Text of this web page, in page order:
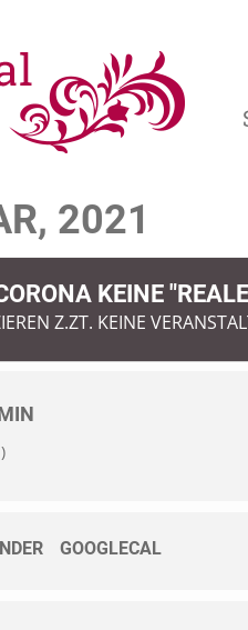
2021
KEINE
Z.ZT. KEINE
GOOGLECAL